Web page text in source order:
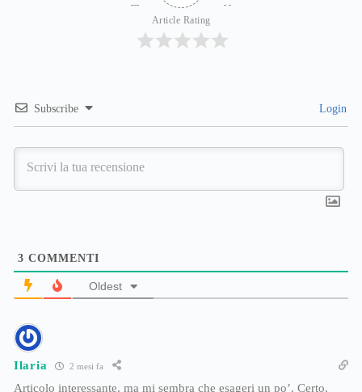
Article Rating
Subscribe Login
3 COMMENTI
Oldest
Ilaria 2 mesi fa
Articolo interessante, ma mi sembra che esageri un po’. Certo,